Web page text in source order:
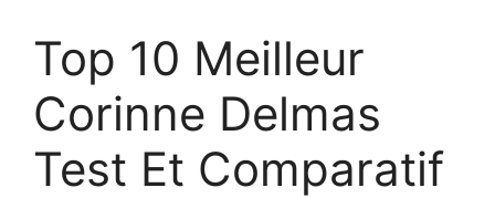
Top 10 Meilleur
Corinne Delmas
Test Et Comparatif